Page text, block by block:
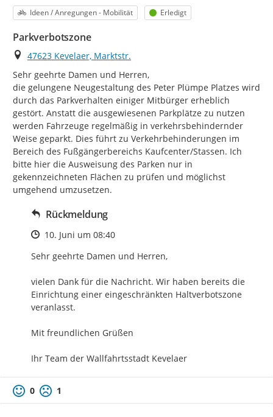
Kategorie
Ideen / Anregungen - Mobilität Status
Erledigt
Parkverbotszone
Ort
47623 Kevelaer, Marktstr.
Sehr geehrte Damen und Herren,
die gelungene Neugestaltung des Peter Plümpe Platzes wird
durch das Parkverhalten einiger Mitbürger erheblich
gestört. Anstatt die ausgewiesenen Parkplätze zu nutzen
werden Fahrzeuge regelmäßig in verkehrsbehindernder
Weise geparkt. Dies führt zu Verkehrbehinderungen im
Bereich des Fußgängerbereichs Kaufcenter/Stassen. Ich
bitte hier die Ausweisung des Parken nur in
gekennzeichneten Flächen zu prüfen und möglichst
umgehend umzusetzen.
Rückmeldung
Zeitpunkt des Erstellens
10. Juni um 08:40
Sehr geehrte Damen und Herren,
vielen Dank für die Nachricht. Wir haben bereits die
Einrichtung einer eingeschränkten Haltverbotszone
veranlasst.
Mit freundlichen Grüßen
Ihr Team der Wallfahrtsstadt Kevelaer
0 1